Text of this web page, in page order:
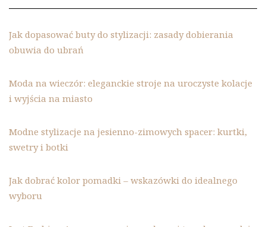
Jak dopasować buty do stylizacji: zasady dobierania
obuwia do ubrań
Moda na wieczór: eleganckie stroje na uroczyste kolacje
i wyjścia na miasto
Modne stylizacje na jesienno-zimowych spacer: kurtki,
swetry i botki
Jak dobrać kolor pomadki – wskazówki do idealnego
wyboru